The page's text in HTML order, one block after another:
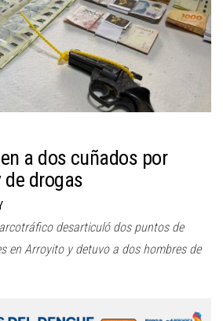
a dos cuñados por
de drogas
desarticuló dos puntos de
en Arroyito y detuvo a dos hombres de